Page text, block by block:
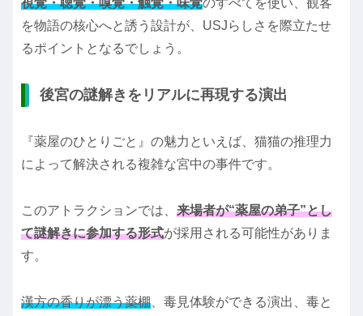
視覚・聴覚・嗅覚・触覚・味覚のすべてを使い、観客
を物語の核心へと誘う設計が、USJらしさを際立たせ
るポイントとなるでしょう。
後宮の謎解きをリアルに再現する演出
『薬屋のひとりごと』の魅力といえば、猫猫の推理力
によって解決される複雑な宮中の事件です。
このアトラクションでは、 来場者が“薬屋の弟子”とし
て謎解きに参加する形式が採用される可能性がありま
す。
漢方の香りが漂う薬棚 、毒見体験ができる演出、毒と